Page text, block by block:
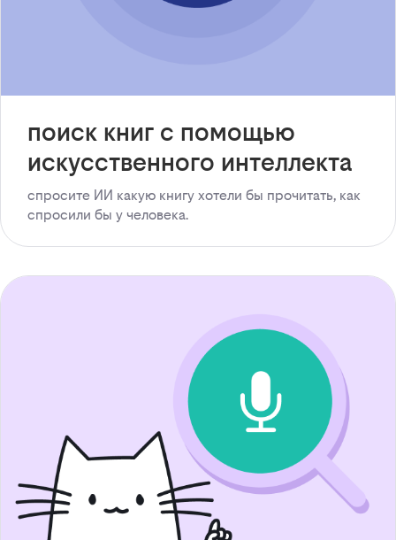
поиск книг с помощью
искусственного интеллекта
спросите ИИ какую книгу хотели бы прочитать, как
спросили бы у человека.